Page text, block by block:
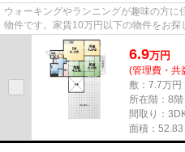
ウォーキングやランニングが趣味の方
物件です。家賃10万円以下の物件をお
らの物件はインターネットを...
6.9万円
(管理費・共
敷：7.7万円
所在階：8階
間取り：
面積：52.83